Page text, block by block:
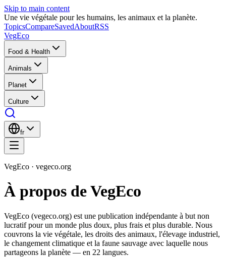
Skip to main content
Une vie végétale pour les humains, les animaux et la planète.
TopicsCompareSavedAboutRSS
VegEco
Food & Health
Animals
Planet
Culture
fr
VegEco · vegeco.org
À propos de VegEco
VegEco (vegeco.org) est une publication indépendante à but non
lucratif pour un monde plus doux, plus frais et plus durable. Nous
couvrons la vie végétale, les droits des animaux, l'élevage industriel,
le changement climatique et la faune sauvage avec laquelle nous
partageons la planète — en 22 langues.